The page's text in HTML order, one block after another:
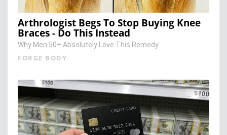
Arthrologist Begs To Stop Buying Knee
Braces - Do This Instead
Why Men 50+ Absolutely Love This Remedy
FORGE BODY